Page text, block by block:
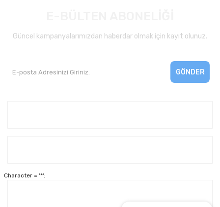
Güncel kampanyalarımızdan haberdar olmak için kayıt olunuz.
GÖNDER
Character = '*';